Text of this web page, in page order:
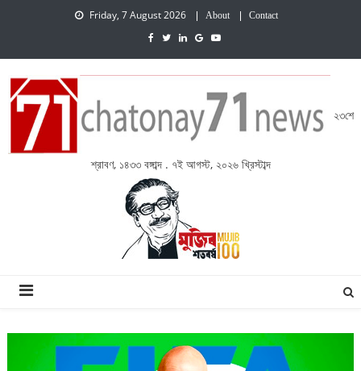
Friday, 7 August 2026 About Contact
২৩শে
শ্রাবণ, ১৪৩৩ বঙ্গাব্দ . ৭ই আগস্ট, ২০২৬ খ্রিস্টাব্দ